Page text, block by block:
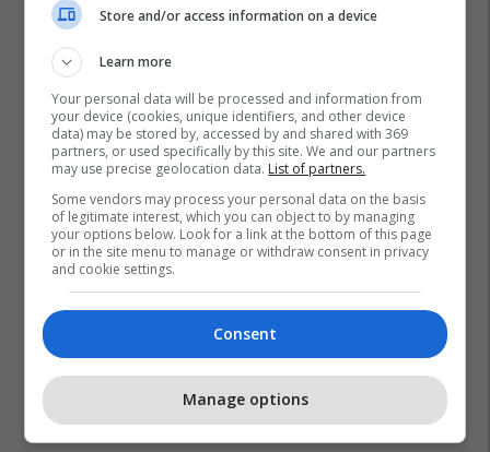
Store and/or access information on a device
Learn more
Your personal data will be processed and information from
your device (cookies, unique identifiers, and other device
data) may be stored by, accessed by and shared with 369
partners, or used specifically by this site. We and our partners
may use precise geolocation data. List of partners.
Some vendors may process your personal data on the basis
of legitimate interest, which you can object to by managing
your options below. Look for a link at the bottom of this page
or in the site menu to manage or withdraw consent in privacy
and cookie settings.
Consent
Manage options